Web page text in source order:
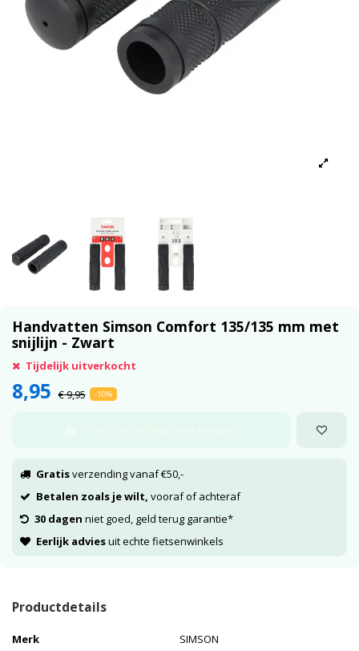
Handvatten Simson Comfort 135/135 mm met
snijlijn - Zwart
Tijdelijk uitverkocht
8,95 € 9,95 -10%
Gratisverzending vanaf €50,-
Betalen zoals je wilt, vooraf of achteraf
30 dagen niet goed, geld terug garantie*
Eerlijk adviesuit echte fietsenwinkels
Productdetails
Merk
SIMSON